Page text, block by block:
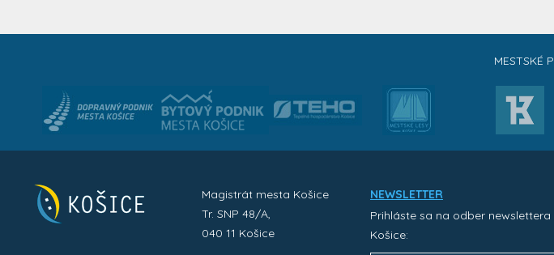
MESTSKÉ
Magistrát mesta Košice
Tr. SNP 48/A,
040 11 Košice
NEWSLETTER
Prihláste sa na odber newslettera
Košice: